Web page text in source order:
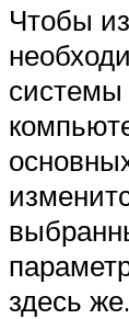
Чтобы
системы
здесь же.